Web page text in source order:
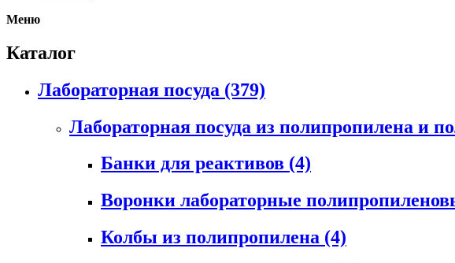
Меню
Каталог
Лабораторная посуда (379)
Лабораторная посуда из полипропилена и
Банки для реактивов (4)
Воронки лабораторные
Колбы из полипропилена (4)